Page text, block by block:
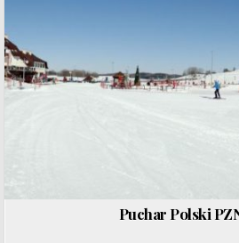
Puchar Polski